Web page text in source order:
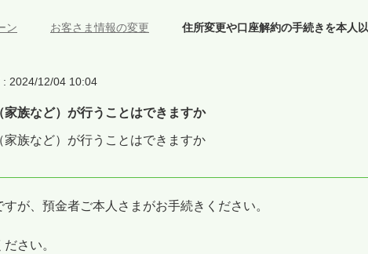
ン お客さま情報の変更
住所変更や口座解約の手続きを本人
: 2024/12/04 10:04
族など）が行うことはできますか
族など）が行うことはできますか
が、預金者ご本人さまがお手続きください。
さい。